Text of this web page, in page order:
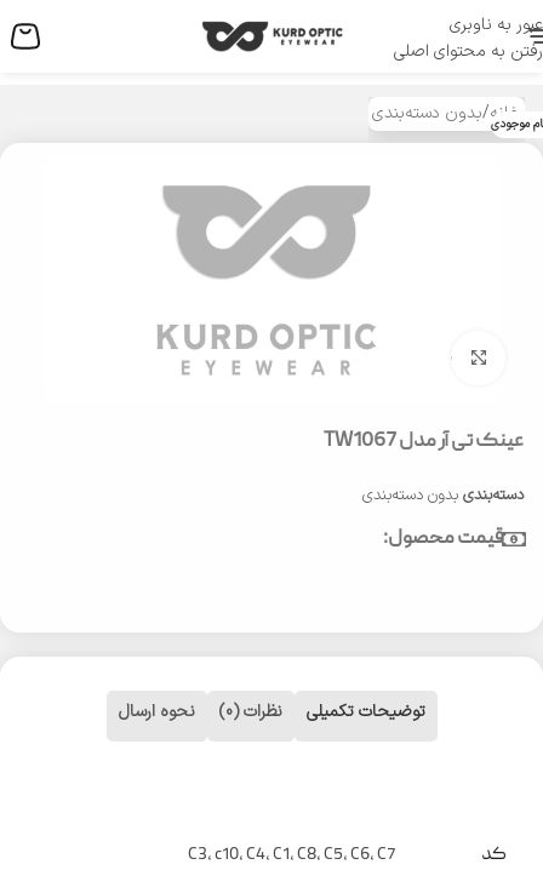
عبور به ناوبری
رفتن به محتوای اصلی
منو
خانه/بدون دسته‌بندی موجودی
بزرگنمایی تصویر
عینک تی آر مدل TW1067
دسته‌بندی بدون دسته‌بندی
قیمت محصول:
توضیحات تکمیلی نظرات (0) نحوه ارسال
کد C3,c10,C4,C1,C8,C5,C6,C7